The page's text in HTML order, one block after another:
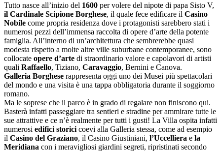
Tutto nasce all’inizio del 1600 per volere del nipote di papa Sisto V,
il Cardinale Scipione Borghese, il quale fece edificare il Casino
Nobile come propria residenza dove i protagonisti sarebbero stati i
numerosi pezzi dell’immensa raccolta di opere d’arte della potente
famiglia. All’interno di un’architettura che sembrerebbe quasi
modesta rispetto a molte altre ville suburbane contemporanee, sono
collocate opere d’arte di straordinario valore e capolavori di artisti
quali Raffaello, Tiziano, Caravaggio, Bernini e Canova.
Galleria Borghese rappresenta oggi uno dei Musei più spettacolari
del mondo e una visita è una tappa obbligatoria durante il soggiorno
romano.
Ma le soprese che il parco è in grado di regalare non finiscono qui.
Basterà infatti passeggiare tra sentieri e stradine per ammirare tutte le
sue attrattive e ce n’è realmente per tutti i gusti! La Villa ospita infatti
numerosi edifici storici coevi alla Galleria stessa, come ad esempio
il Casino del Graziano, il Casino Giustiniani, l’Uccelliera e la
Meridiana con i meravigliosi giardini segreti, ripristinati secondo